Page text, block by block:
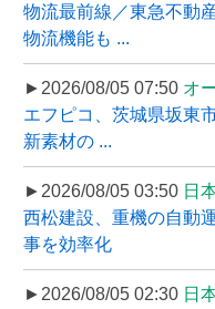
物流最前線／東急不動
物流機能も ...
►2026/08/05 07:50 オ
エフピコ、茨城県坂東
新素材の ...
►2026/08/05 03:50 日
西松建設、重機の自動
事を効率化
►2026/08/05 02:30 日